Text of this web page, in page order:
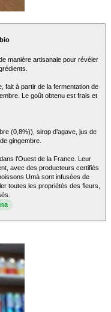
manière artisanale pour révéler
fait à partir de la fermentation de
Le goût obtenu est frais et
(0,8%)), sirop d’agave, jus de
gingembre.
l’Ouest de la France. Leur
avec des producteurs certifiés
Umà sont infusées de
toutes les propriétés des fleurs,